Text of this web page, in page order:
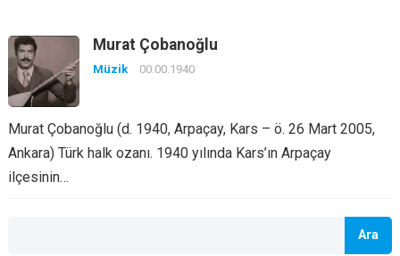
Murat Çobanoğlu
Müzik 00.00.1940
Murat Çobanoğlu (d. 1940, Arpaçay, Kars – ö. 26 Mart 2005,
Ankara) Türk halk ozanı. 1940 yılında Kars’ın Arpaçay
ilçesinin…
Ara